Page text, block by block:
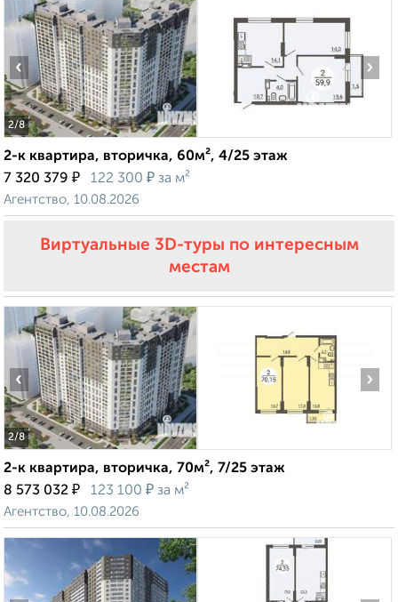
2/8
‹ ›
2-к квартира, вторичка, 60м², 4/25 этаж
7 320 379 ₽ 122 300 ₽ за м²
Агентство, 10.08.2026
Виртуальные 3D-туры по интересным
местам
2/8
‹ ›
2-к квартира, вторичка, 70м², 7/25 этаж
8 573 032 ₽ 123 100 ₽ за м²
Агентство, 10.08.2026